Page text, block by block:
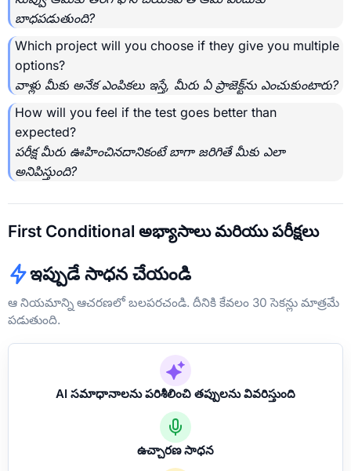
బాధపడుతుంది?
Which project will you choose if they give you multiple
options?
వాళ్లు మీకు అనేక ఎంపికలు ఇస్తే, మీరు ఏ ప్రాజెక్ట్‌ను ఎంచుకుంటారు?
How will you feel if the test goes better than
expected?
పరీక్ష మీరు ఊహించినదానికంటే బాగా జరిగితే మీకు ఎలా
అనిపిస్తుంది?
First Conditional అభ్యాసాలు మరియు పరీక్షలు
ఇప్పుడే సాధన చేయండి
ఆ నియమాన్ని ఆచరణలో బలపరచండి. దీనికి కేవలం 30 సెకన్లు మాత్రమే
పడుతుంది.
AI సమాధానాలను పరిశీలించి తప్పులను వివరిస్తుంది
ఉచ్చారణ సాధన